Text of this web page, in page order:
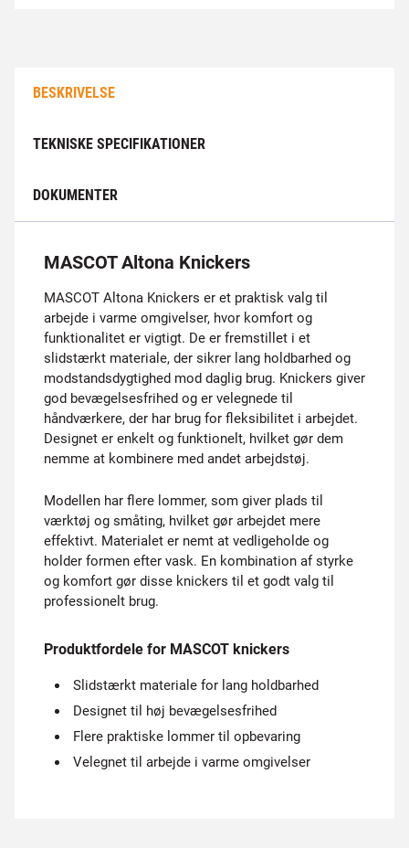
BESKRIVELSE
TEKNISKE SPECIFIKATIONER
DOKUMENTER
MASCOT Altona Knickers
MASCOT Altona Knickers er et praktisk valg til
arbejde i varme omgivelser, hvor komfort og
funktionalitet er vigtigt. De er fremstillet i et
slidstærkt materiale, der sikrer lang holdbarhed og
modstandsdygtighed mod daglig brug. Knickers giver
god bevægelsesfrihed og er velegnede til
håndværkere, der har brug for fleksibilitet i arbejdet.
Designet er enkelt og funktionelt, hvilket gør dem
nemme at kombinere med andet arbejdstøj.
Modellen har flere lommer, som giver plads til
værktøj og småting, hvilket gør arbejdet mere
effektivt. Materialet er nemt at vedligeholde og
holder formen efter vask. En kombination af styrke
og komfort gør disse knickers til et godt valg til
professionelt brug.
Produktfordele for MASCOT knickers
Slidstærkt materiale for lang holdbarhed
Designet til høj bevægelsesfrihed
Flere praktiske lommer til opbevaring
Velegnet til arbejde i varme omgivelser